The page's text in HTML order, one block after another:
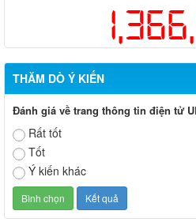
THĂM DÒ Ý KIẾN
Đánh giá về trang thông tin điện tử
Rất tốt
Tốt
Ý kiến khác